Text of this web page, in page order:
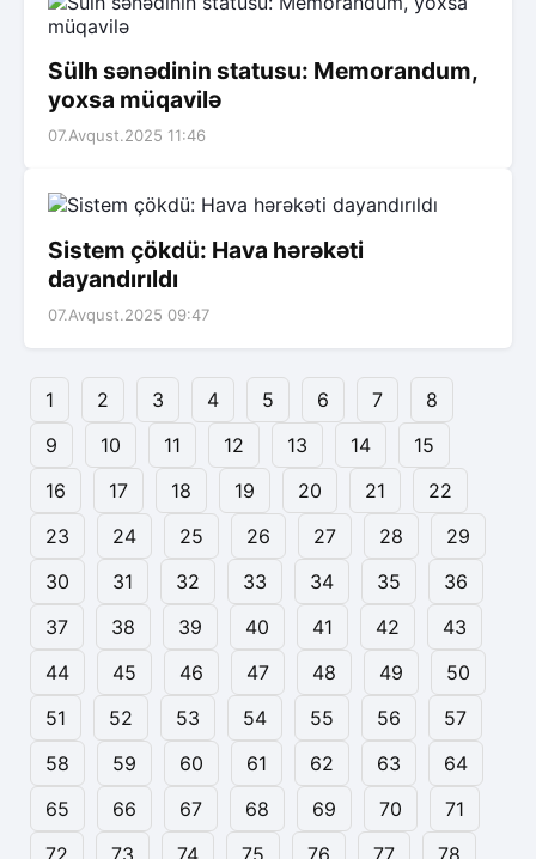
Sülh sənədinin statusu: Memorandum,
yoxsa müqavilə
07.Avqust.2025 11:46
Sistem çökdü: Hava hərəkəti
dayandırıldı
07.Avqust.2025 09:47
1 2 3 4 5 6 7
8
9
10 11 12 13 14
15
16
17 18 19 20 21
22
23
24 25 26 27 28
29
30
31 32 33 34 35
36
37
38 39 40 41 42
43
44
45 46 47 48 49
50
51
52 53 54 55 56
57
58
59 60 61 62 63
64
65
66 67 68 69 70
71